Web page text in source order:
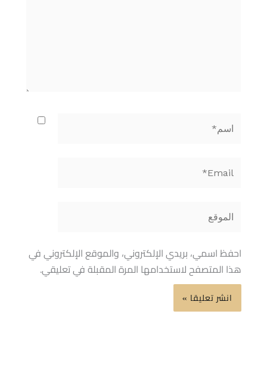
احفظ اسمي، بريدي الإلكتروني، والموقع الإلكتروني في
هذا المتصفح لاستخدامها المرة المقبلة في تعليقي.